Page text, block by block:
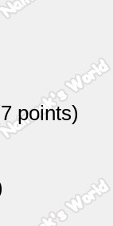
points)